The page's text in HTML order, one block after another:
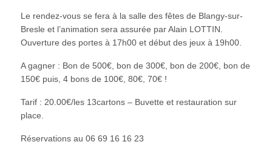
Le rendez-vous se fera à la salle des fêtes de Blangy-sur-
Bresle et l’animation sera assurée par Alain LOTTIN.
Ouverture des portes à 17h00 et début des jeux à 19h00.
A gagner : Bon de 500€, bon de 300€, bon de 200€, bon de
150€ puis, 4 bons de 100€, 80€, 70€ !
Tarif : 20.00€/les 13cartons – Buvette et restauration sur
place.
Réservations au 06 69 16 16 23